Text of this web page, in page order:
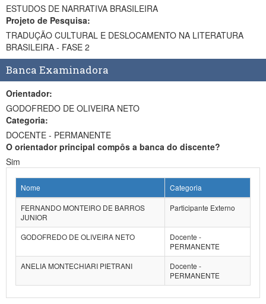
ESTUDOS DE NARRATIVA BRASILEIRA
Projeto de Pesquisa:
TRADUÇÃO CULTURAL E DESLOCAMENTO NA LITERATURA
BRASILEIRA - FASE 2
Banca Examinadora
Orientador:
GODOFREDO DE OLIVEIRA NETO
Categoria:
DOCENTE - PERMANENTE
O orientador principal compôs a banca do discente?
Sim
Nome
Categoria
FERNANDO MONTEIRO DE BARROS
JUNIOR
Participante Externo
GODOFREDO DE OLIVEIRA NETO
Docente -
PERMANENTE
ANELIA MONTECHIARI PIETRANI
Docente -
PERMANENTE